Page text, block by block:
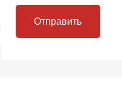
Для привода осевых